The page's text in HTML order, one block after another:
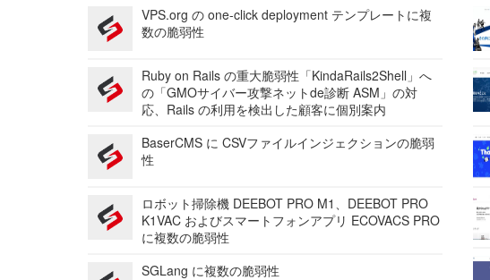
VPS.org の one-click deployment テンプレートに複
数の脆弱性
Ruby on Rails の重大脆弱性「KindaRails2Shell」へ
の「GMOサイバー攻撃ネットde診断 ASM」の対
応、Rails の利用を検出した顧客に個別案内
BaserCMS に CSVファイルインジェクションの脆弱
性
ロボット掃除機 DEEBOT PRO M1、DEEBOT PRO
K1VAC およびスマートフォンアプリ ECOVACS PRO
に複数の脆弱性
SGLang に複数の脆弱性